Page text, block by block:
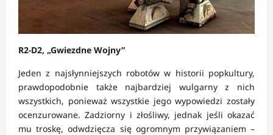
R2-D2, „Gwiezdne Wojny”
Jeden z najsłynniejszych robotów w historii popkultury,
prawdopodobnie także najbardziej wulgarny z nich
wszystkich, ponieważ wszystkie jego wypowiedzi zostały
ocenzurowane. Zadziorny i złośliwy, jednak jeśli okazać
mu troskę, odwdzięcza się ogromnym przywiązaniem –